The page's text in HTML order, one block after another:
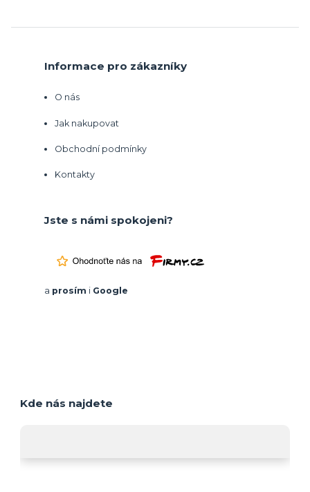
Informace pro zákazníky
O nás
Jak nakupovat
Obchodní podmínky
Kontakty
Jste s námi spokojeni?
a prosím i Google
Kde nás najdete